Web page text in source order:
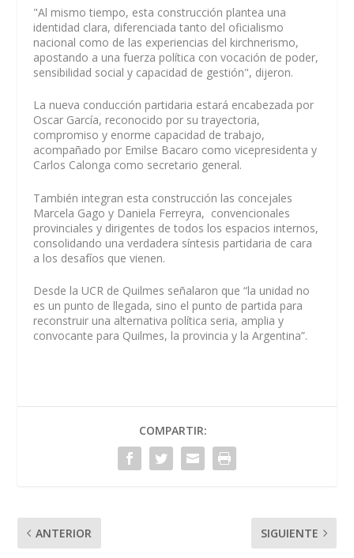
"Al mismo tiempo, esta construcción plantea una
identidad clara, diferenciada tanto del oficialismo
nacional como de las experiencias del kirchnerismo,
apostando a una fuerza política con vocación de poder,
sensibilidad social y capacidad de gestión", dijeron.
La nueva conducción partidaria estará encabezada por
Oscar García, reconocido por su trayectoria,
compromiso y enorme capacidad de trabajo,
acompañado por Emilse Bacaro como vicepresidenta y
Carlos Calonga como secretario general.
También integran esta construcción las concejales
Marcela Gago y Daniela Ferreyra, convencionales
provinciales y dirigentes de todos los espacios internos,
consolidando una verdadera síntesis partidaria de cara
a los desafíos que vienen.
Desde la UCR de Quilmes señalaron que “la unidad no
es un punto de llegada, sino el punto de partida para
reconstruir una alternativa política seria, amplia y
convocante para Quilmes, la provincia y la Argentina”.
COMPARTIR:
ANTERIOR SIGUIENTE